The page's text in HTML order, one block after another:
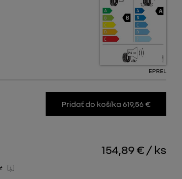
EPREL
Pridať do košíka 619,56 €
154,89 € / ks